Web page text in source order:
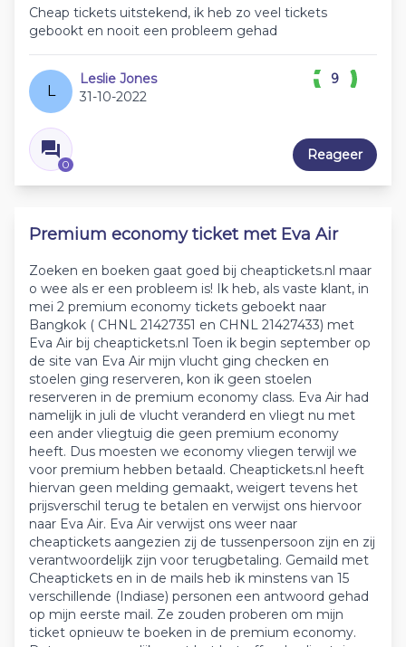
Cheap tickets uitstekend, ik heb zo veel tickets
gebookt en nooit een probleem gehad
L
Leslie Jones
31-10-2022
0
9
Reageer
Premium economy ticket met Eva Air
Zoeken en boeken gaat goed bij cheaptickets.nl maar
o wee als er een probleem is! Ik heb, als vaste klant, in
mei 2 premium economy tickets geboekt naar
Bangkok ( CHNL 21427351 en CHNL 21427433) met
Eva Air bij cheaptickets.nl Toen ik begin september op
de site van Eva Air mijn vlucht ging checken en
stoelen ging reserveren, kon ik geen stoelen
reserveren in de premium economy class. Eva Air had
namelijk in juli de vlucht veranderd en vliegt nu met
een ander vliegtuig die geen premium economy
heeft. Dus moesten we economy vliegen terwijl we
voor premium hebben betaald. Cheaptickets.nl heeft
hiervan geen melding gemaakt, weigert tevens het
prijsverschil terug te betalen en verwijst ons hiervoor
naar Eva Air. Eva Air verwijst ons weer naar
cheaptickets aangezien zij de tussenpersoon zijn en zij
verantwoordelijk zijn voor terugbetaling. Gemaild met
Cheaptickets en in de mails heb ik minstens van 15
verschillende (Indiase) personen een antwoord gehad
op mijn eerste mail. Ze zouden proberen om mijn
ticket opnieuw te boeken in de premium economy.